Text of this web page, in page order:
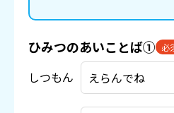
ひみつのあいことば① 必
しつもん